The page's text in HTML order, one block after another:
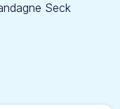
Seck